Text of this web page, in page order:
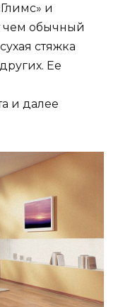
и
чем обычный
стяжка
Ее
и далее